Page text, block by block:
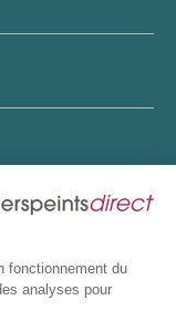
fonctionnement du
analyses pour
légales